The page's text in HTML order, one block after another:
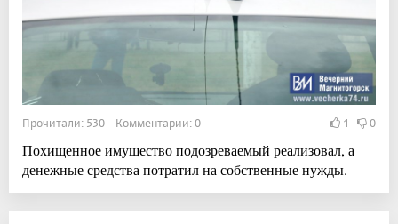
Прочитали: 530 Комментарии: 0 1 0
Похищенное имущество подозреваемый реализовал, а
денежные средства потратил на собственные нужды.